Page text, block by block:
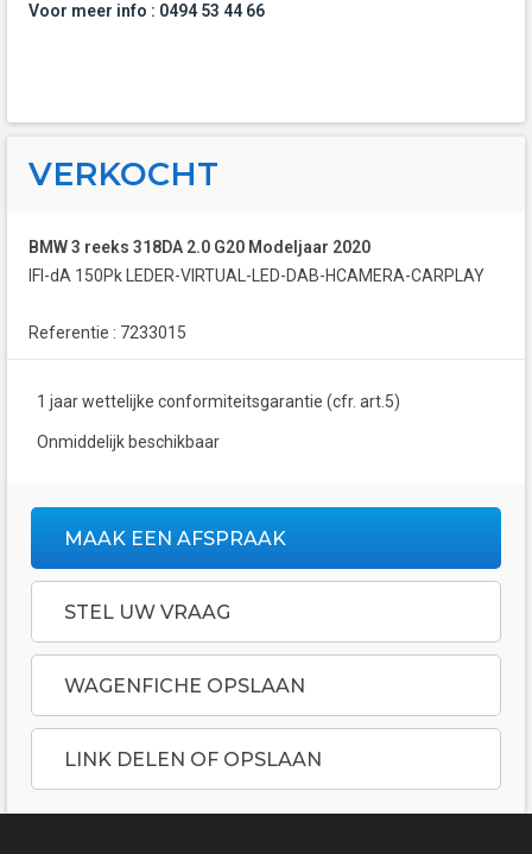
Voor meer info : 0494 53 44 66
VERKOCHT
BMW 3 reeks 318DA 2.0 G20 Modeljaar 2020
IFI-dA 150Pk LEDER-VIRTUAL-LED-DAB-HCAMERA-CARPLAY
Referentie : 7233015
1 jaar wettelijke conformiteitsgarantie (cfr. art.5)
Onmiddelijk beschikbaar
MAAK EEN AFSPRAAK
STEL UW VRAAG
WAGENFICHE OPSLAAN
LINK DELEN OF OPSLAAN